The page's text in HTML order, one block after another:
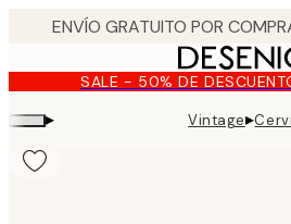
content.SALE - 50% DE
▸ Vintage▸